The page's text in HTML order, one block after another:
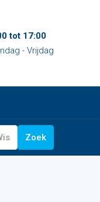
tot 17:00
- Vrijdag
Zoek